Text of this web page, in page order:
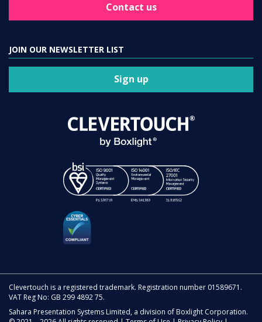
Contact us
JOIN OUR NEWSLETTER LIST
Sign up
Clevertouch is a registered trademark. Registration number 01589671.
VAT Reg No: GB 299 4892 75.
Sahara Presentation Systems Limited, a division of Boxlight Corporation.